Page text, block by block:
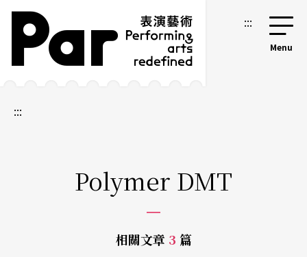
跳到主要內容區塊
網站導覽 :::
:::
Polymer DMT
相關文章 3 篇